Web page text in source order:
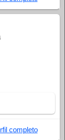
completo